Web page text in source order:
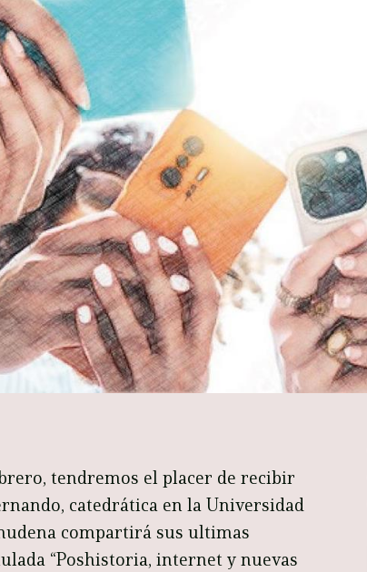
tendremos el placer de recibir
catedrática en la Universidad
compartirá sus ultimas
“Poshistoria, internet y nuevas